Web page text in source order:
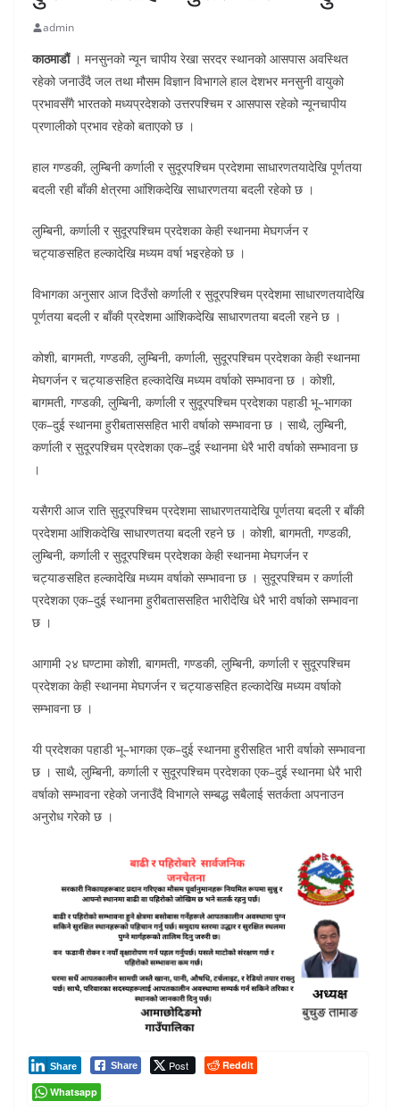
admin
काठमाडौं। मनसुनको न्यून चापीय रेखा सरदर स्थानको आसपास अवस्थित
रहेको जनाउँदै जल तथा मौसम विज्ञान विभागले हाल देशभर मनसुनी वायुको
प्रभावसँगै भारतको मध्यप्रदेशको उत्तरपश्चिम र आसपास रहेको न्यूनचापीय
प्रणालीको प्रभाव रहेको बताएको छ ।
हाल गण्डकी, लुम्बिनी कर्णाली र सुदूरपश्चिम प्रदेशमा साधारणतयादेखि पूर्णतया
बदली रही बाँकी क्षेत्रमा आंशिकदेखि साधारणतया बदली रहेको छ ।
लुम्बिनी, कर्णाली र सुदूरपश्चिम प्रदेशका केही स्थानमा मेघगर्जन र
चट्याङसहित हल्कादेखि मध्यम वर्षा भइरहेको छ ।
विभागका अनुसार आज दिउँसो कर्णाली र सुदूरपश्चिम प्रदेशमा साधारणतयादेखि
पूर्णतया बदली र बाँकी प्रदेशमा आंशिकदेखि साधारणतया बदली रहने छ ।
कोशी, बागमती, गण्डकी, लुम्बिनी, कर्णाली, सुदूरपश्चिम प्रदेशका केही स्थानमा
मेघगर्जन र चट्याङसहित हल्कादेखि मध्यम वर्षाको सम्भावना छ । कोशी,
बागमती, गण्डकी, लुम्बिनी, कर्णाली र सुदूरपश्चिम प्रदेशका पहाडी भू–भागका
एक–दुई स्थानमा हुरीबताससहित भारी वर्षाको सम्भावना छ । साथै, लुम्बिनी,
कर्णाली र सुदूरपश्चिम प्रदेशका एक–दुई स्थानमा धेरै भारी वर्षाको सम्भावना छ
।
यसैगरी आज राति सुदूरपश्चिम प्रदेशमा साधारणतयादेखि पूर्णतया बदली र बाँकी
प्रदेशमा आंशिकदेखि साधारणतया बदली रहने छ । कोशी, बागमती, गण्डकी,
लुम्बिनी, कर्णाली र सुदूरपश्चिम प्रदेशका केही स्थानमा मेघगर्जन र
चट्याङसहित हल्कादेखि मध्यम वर्षाको सम्भावना छ । सुदूरपश्चिम र कर्णाली
प्रदेशका एक–दुई स्थानमा हुरीबताससहित भारीदेखि धेरै भारी वर्षाको सम्भावना
छ ।
आगामी २४ घण्टामा कोशी, बागमती, गण्डकी, लुम्बिनी, कर्णाली र सुदूरपश्चिम
प्रदेशका केही स्थानमा मेघगर्जन र चट्याङसहित हल्कादेखि मध्यम वर्षाको
सम्भावना छ ।
यी प्रदेशका पहाडी भू–भागका एक–दुई स्थानमा हुरीसहित भारी वर्षाको सम्भावना
छ । साथै, लुम्बिनी, कर्णाली र सुदूरपश्चिम प्रदेशका एक–दुई स्थानमा धेरै भारी
वर्षाको सम्भावना रहेको जनाउँदै विभागले सम्बद्ध सबैलाई सतर्कता अपनाउन
अनुरोध गरेको छ ।
Share Post
Share
Reddit
Whatsapp